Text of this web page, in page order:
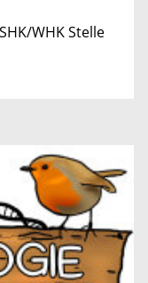
WHK Stelle